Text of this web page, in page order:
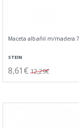
Maceta albañil m/madera
STEIN
8,61€ 12,29€